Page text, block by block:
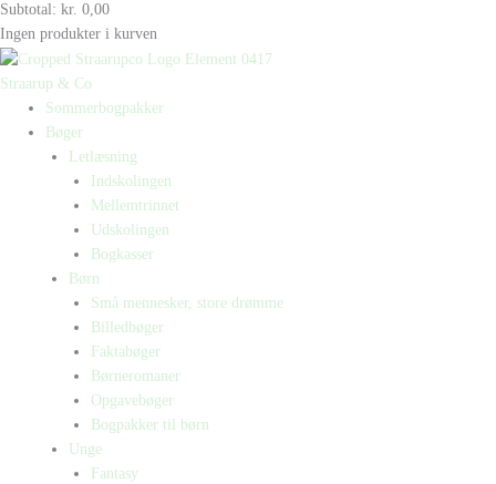
Subtotal: kr. 0,00
Ingen produkter i kurven
Straarup & Co
Sommerbogpakker
Bøger
Letlæsning
Indskolingen
Mellemtrinnet
Udskolingen
Bogkasser
Børn
Små mennesker, store drømme
Billedbøger
Faktabøger
Børneromaner
Opgavebøger
Bogpakker til børn
Unge
Fantasy